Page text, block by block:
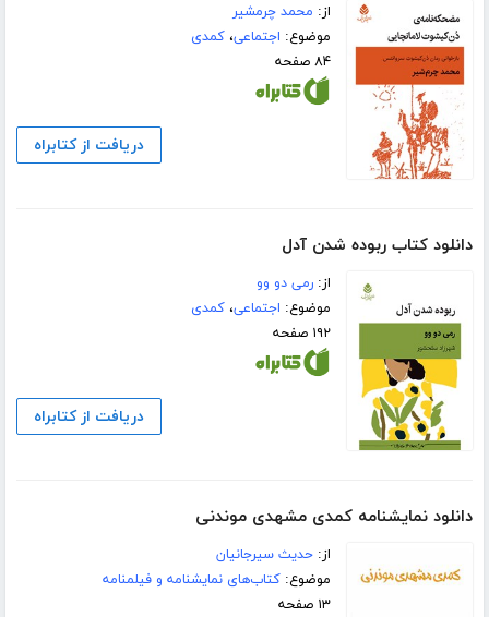
از: محمد چرمشیر
موضوع: اجتماعی،کمدی
۸۴ صفحه
دریافت از کتابراه
دانلود کتاب ربوده شدن آدل
از:رمی دو وو
موضوع: اجتماعی،کمدی
۱۹۲ صفحه
دریافت از کتابراه
دانلود نمایشنامه کمدی مشهدی موندنی
از:حدیث سیرجانیان
موضوع:کتاب‌های نمایشنامه و فیلمنامه
۱۳ صفحه